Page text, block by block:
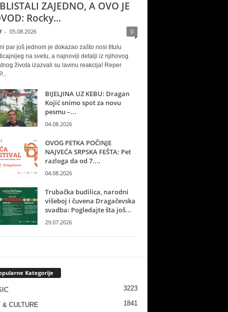
ZAJEDNO, A OVO JE
Rocky...
- 05.08.2026 0
par još jednom je dokazao zašto nosi titulu
na svetu, a najnoviji detalji iz njihovog
života izazvali su lavinu reakcija! Reper
BIJELJINA UZ KEBU: Dragan
Kojić snimo spot za novu
pesmu –...
04.08.2026
OVOG PETKA POČINJE
NAJVEĆA SRPSKA FEŠTA: Pet
razloga da od 7....
04.08.2026
Trubačka budilica, narodni
višeboj i čuvena Dragačevska
svadba: Pogledajte šta još...
29.07.2026
Kategorije
3223
& CULTURE 1841